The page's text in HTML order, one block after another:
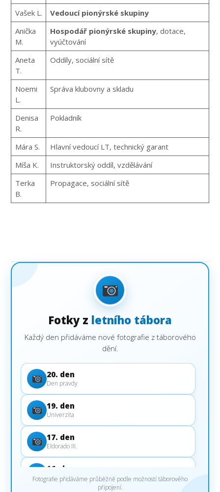
Vašek L.
Vedoucí pionýrské skupiny
Anička
M.
Hospodář pionýrské skupiny, dotace,
vyúčtování
Aneta
T.
Oddíly, sociální sítě
Noemi
L.
Správa klubovny a skladu
Denisa
R.
Pokladník
Mára S.
Hlavní vedoucí LT, technický garant
Míša K.
Instruktorský oddíl, vzdělávání
Terka
B.
Propagace, sociální sítě
Fotky z letního tábora
Každý den přidáváme nové fotografie z táborového
dění.
20. den
Den pravdy
19. den
Univerzita
17. den
Eldorado III.
16. den
Eldorado II.
Fotografie přidáváme průběžně podle možností táborového
připojení.